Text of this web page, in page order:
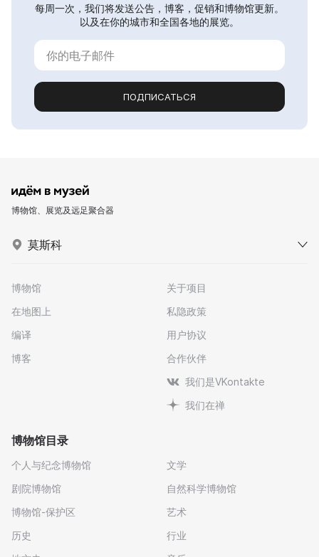
每周一次，我们将发送公告，博客，促销和博物馆更新。
以及在你的城市和全国各地的展览。
ПОДПИСАТЬСЯ
博物馆、展览及远足聚合器
莫斯科
博物馆
在地图上
编译
博客
关于项目
私隐政策
用户协议
合作伙伴
我们是VKontakte
我们在禅
博物馆目录
个人与纪念博物馆
剧院博物馆
博物馆-保护区
历史
文学
自然科学博物馆
艺术
行业